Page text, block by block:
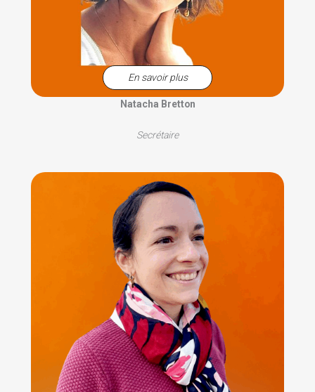
En savoir plus
Natacha Bretton
Secrétaire